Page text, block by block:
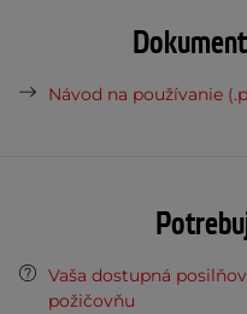
Návod na používanie
Vaša dostupná
požičovňu